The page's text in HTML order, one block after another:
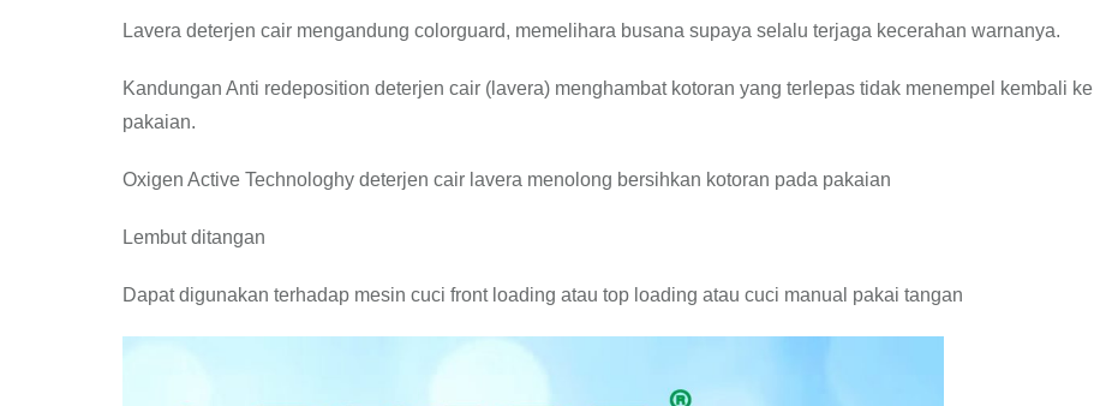
Lavera deterjen cair mengandung colorguard, memelihara busana supaya selalu terjaga kecerahan warnanya.
Kandungan Anti redeposition deterjen cair (lavera) menghambat kotoran yang terlepas tidak menempel kembali ke
pakaian.
Oxigen Active Technologhy deterjen cair lavera menolong bersihkan kotoran pada pakaian
Lembut ditangan
Dapat digunakan terhadap mesin cuci front loading atau top loading atau cuci manual pakai tangan